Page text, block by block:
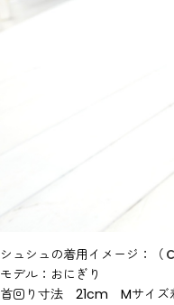
シュシュの着用イメージ：
モデル：おにぎり
首回り寸法 21cm Mサイズ